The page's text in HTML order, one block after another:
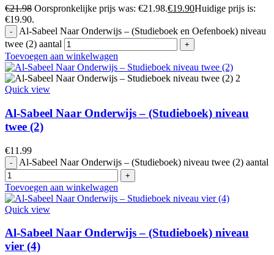
€21.98 Oorspronkelijke prijs was: €21.98.€19.90Huidige prijs is:
€19.90.
Al-Sabeel Naar Onderwijs – (Studieboek en Oefenboek) niveau
twee (2) aantal
Toevoegen aan winkelwagen
Quick view
Al-Sabeel Naar Onderwijs – (Studieboek) niveau
twee (2)
€11.99
Al-Sabeel Naar Onderwijs – (Studieboek) niveau twee (2) aantal
Toevoegen aan winkelwagen
Quick view
Al-Sabeel Naar Onderwijs – (Studieboek) niveau
vier (4)